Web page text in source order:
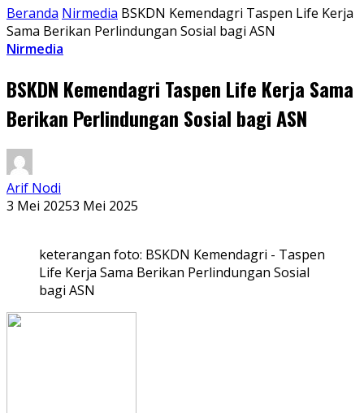
Beranda Nirmedia BSKDN Kemendagri Taspen Life Kerja
Sama Berikan Perlindungan Sosial bagi ASN
Nirmedia
BSKDN Kemendagri Taspen Life Kerja Sama
Berikan Perlindungan Sosial bagi ASN
Arif Nodi
3 Mei 20253 Mei 2025
keterangan foto: BSKDN Kemendagri - Taspen
Life Kerja Sama Berikan Perlindungan Sosial
bagi ASN